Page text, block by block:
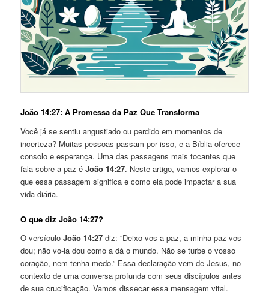
João 14:27: A Promessa da Paz Que Transforma
Você já se sentiu angustiado ou perdido em momentos de
incerteza? Muitas pessoas passam por isso, e a Bíblia oferece
consolo e esperança. Uma das passagens mais tocantes que
fala sobre a paz éJoão 14:27. Neste artigo, vamos explorar o
que essa passagem significa e como ela pode impactar a sua
vida diária.
O que diz João 14:27?
O versículoJoão 14:27 diz: “Deixo-vos a paz, a minha paz vos
dou; não vo-la dou como a dá o mundo. Não se turbe o vosso
coração, nem tenha medo.” Essa declaração vem de Jesus, no
contexto de uma conversa profunda com seus discípulos antes
de sua crucificação. Vamos dissecar essa mensagem vital.